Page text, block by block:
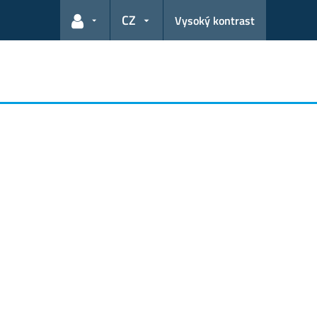
Odkazy pro uživatele
CZ Vysoký kontrast